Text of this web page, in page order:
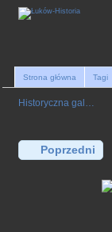
Strona główna Tagi
Historyczna gal…
Poprzedni